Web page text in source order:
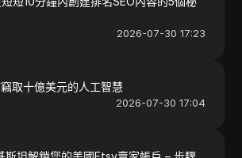
2026-07-30 17:23
取十億美元的人工智慧
2026-07-30 17:04